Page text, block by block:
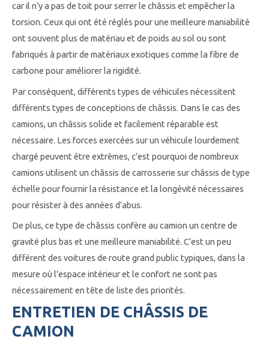
car il n’y a pas de toit pour serrer le châssis et empêcher la
torsion. Ceux qui ont été réglés pour une meilleure maniabilité
ont souvent plus de matériau et de poids au sol ou sont
fabriqués à partir de matériaux exotiques comme la fibre de
carbone pour améliorer la rigidité.
Par conséquent, différents types de véhicules nécessitent
différents types de conceptions de châssis. Dans le cas des
camions, un châssis solide et facilement réparable est
nécessaire. Les forces exercées sur un véhicule lourdement
chargé peuvent être extrêmes, c’est pourquoi de nombreux
camions utilisent un châssis de carrosserie sur châssis de type
échelle pour fournir la résistance et la longévité nécessaires
pour résister à des années d’abus.
De plus, ce type de châssis confère au camion un centre de
gravité plus bas et une meilleure maniabilité. C’est un peu
différent des voitures de route grand public typiques, dans la
mesure où l’espace intérieur et le confort ne sont pas
nécessairement en tête de liste des priorités.
ENTRETIEN DE CHÂSSIS DE
CAMION